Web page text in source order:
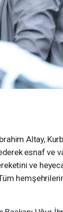
Altay,
esnaf ve
ve